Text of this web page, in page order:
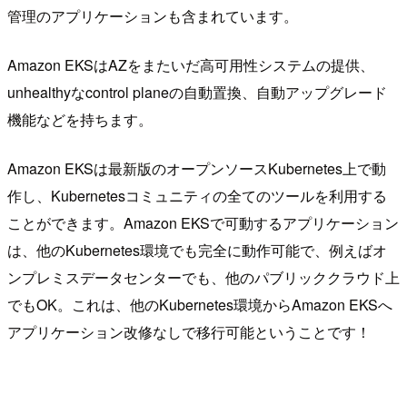
管理のアプリケーションも含まれています。
Amazon EKSはAZをまたいだ高可用性システムの提供、
unhealthyなcontrol planeの自動置換、自動アップグレード
機能などを持ちます。
Amazon EKSは最新版のオープンソースKubernetes上で動
作し、Kubernetesコミュニティの全てのツールを利用する
ことができます。Amazon EKSで可動するアプリケーション
は、他のKubernetes環境でも完全に動作可能で、例えばオ
ンプレミスデータセンターでも、他のパブリッククラウド上
でもOK。これは、他のKubernetes環境からAmazon EKSへ
アプリケーション改修なしで移行可能ということです！